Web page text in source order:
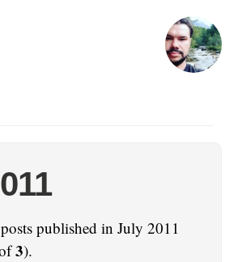
published in July 2011
3).